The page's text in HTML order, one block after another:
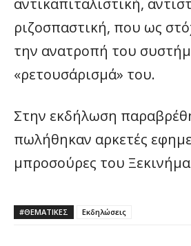
αντικαπιταλιστική,
ριζοσπαστική, που ως
την ανατροπή του
«ρετουσάρισμά» του.
Στην εκδήλωση
πωλήθηκαν αρκετές
μπροσούρες του
#ΘΕΜΑΤΙΚΈΣ Εκδηλώσεις